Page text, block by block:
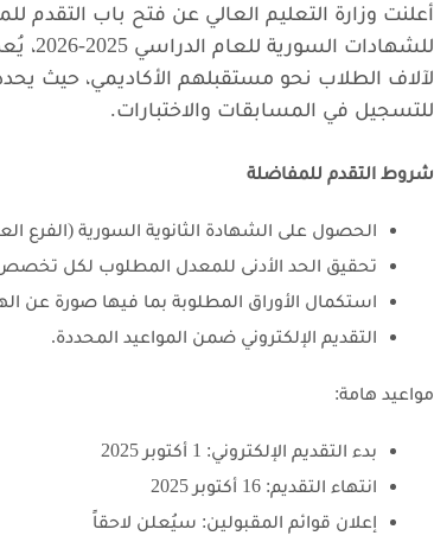
أعلنت وزارة التعليم العالي عن فتح باب التقدم
لآلاف الطلاب نحو مستقبلهم الأكاديمي، حيث
للتسجيل في المسابقات والاختبارات.
شروط التقدم للمفاضلة
الحصول على الشهادة الثانوية السورية (الفرع العلمي) لعام
تحقيق الحد الأدنى للمعدل المطلوب لكل
استكمال الأوراق المطلوبة بما فيها صورة عن
التقديم الإلكتروني ضمن المواعيد المحددة.
مواعيد هامة:
بدء التقديم الإلكتروني: 1 أكتوبر 2025
انتهاء التقديم: 16 أكتوبر 2025
إعلان قوائم المقبولين: سيُعلن لاحقاً